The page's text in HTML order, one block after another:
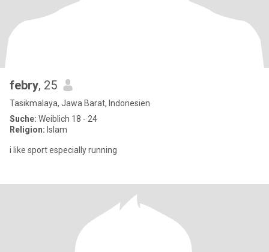
febry, 25
Tasikmalaya, Jawa Barat, Indonesien
Suche: Weiblich 18 - 24
Religion: Islam
i like sport especially running